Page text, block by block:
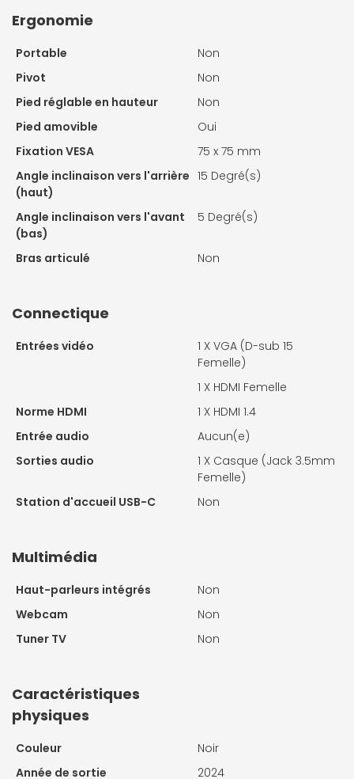
Ergonomie
Portable
Non
Pivot
Non
Pied réglable en hauteur
Non
Pied amovible
Oui
Fixation VESA
75 x 75 mm
Angle inclinaison vers l'arrière
(haut)
15 Degré(s)
Angle inclinaison vers l'avant
(bas)
5 Degré(s)
Bras articulé Non
Connectique
Entrées vidéo 1 X VGA (D-sub 15
Femelle)
1 X HDMI Femelle
Norme HDMI
1 X HDMI 1.4
Entrée audio
Aucun(e)
Sorties audio
1 X Casque (Jack 3.5mm
Femelle)
Station d'accueil USB-C
Non
Multimédia
Haut-parleurs intégrés
Non
Webcam
Non
Tuner TV
Non
Caractéristiques
physiques
Couleur
Noir
Année de sortie
2024